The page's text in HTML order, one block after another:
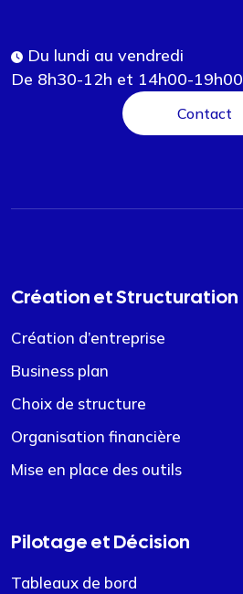
Du lundi au vendredi
De 8h30-12h et 14h00-19h00
Contact
Création et Structuration
Création d’entreprise
Business plan
Choix de structure
Organisation financière
Mise en place des outils
Pilotage et Décision
Tableaux de bord